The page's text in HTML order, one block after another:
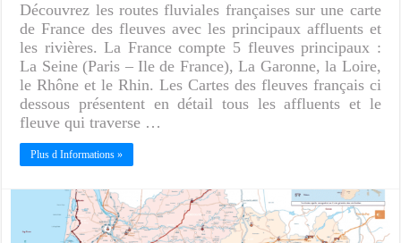
Découvrez les routes fluviales françaises sur une carte
de France des fleuves avec les principaux affluents et
les rivières. La France compte 5 fleuves principaux :
La Seine (Paris – Ile de France), La Garonne, la Loire,
le Rhône et le Rhin. Les Cartes des fleuves français ci
dessous présentent en détail tous les affluents et le
fleuve qui traverse …
Plus d Informations »